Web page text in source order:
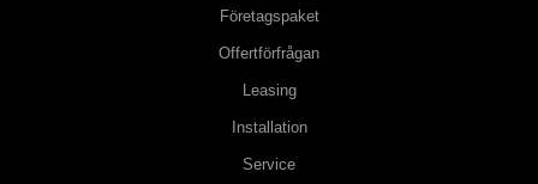
Företagspaket
Offertförfrågan
Leasing
Installation
Service